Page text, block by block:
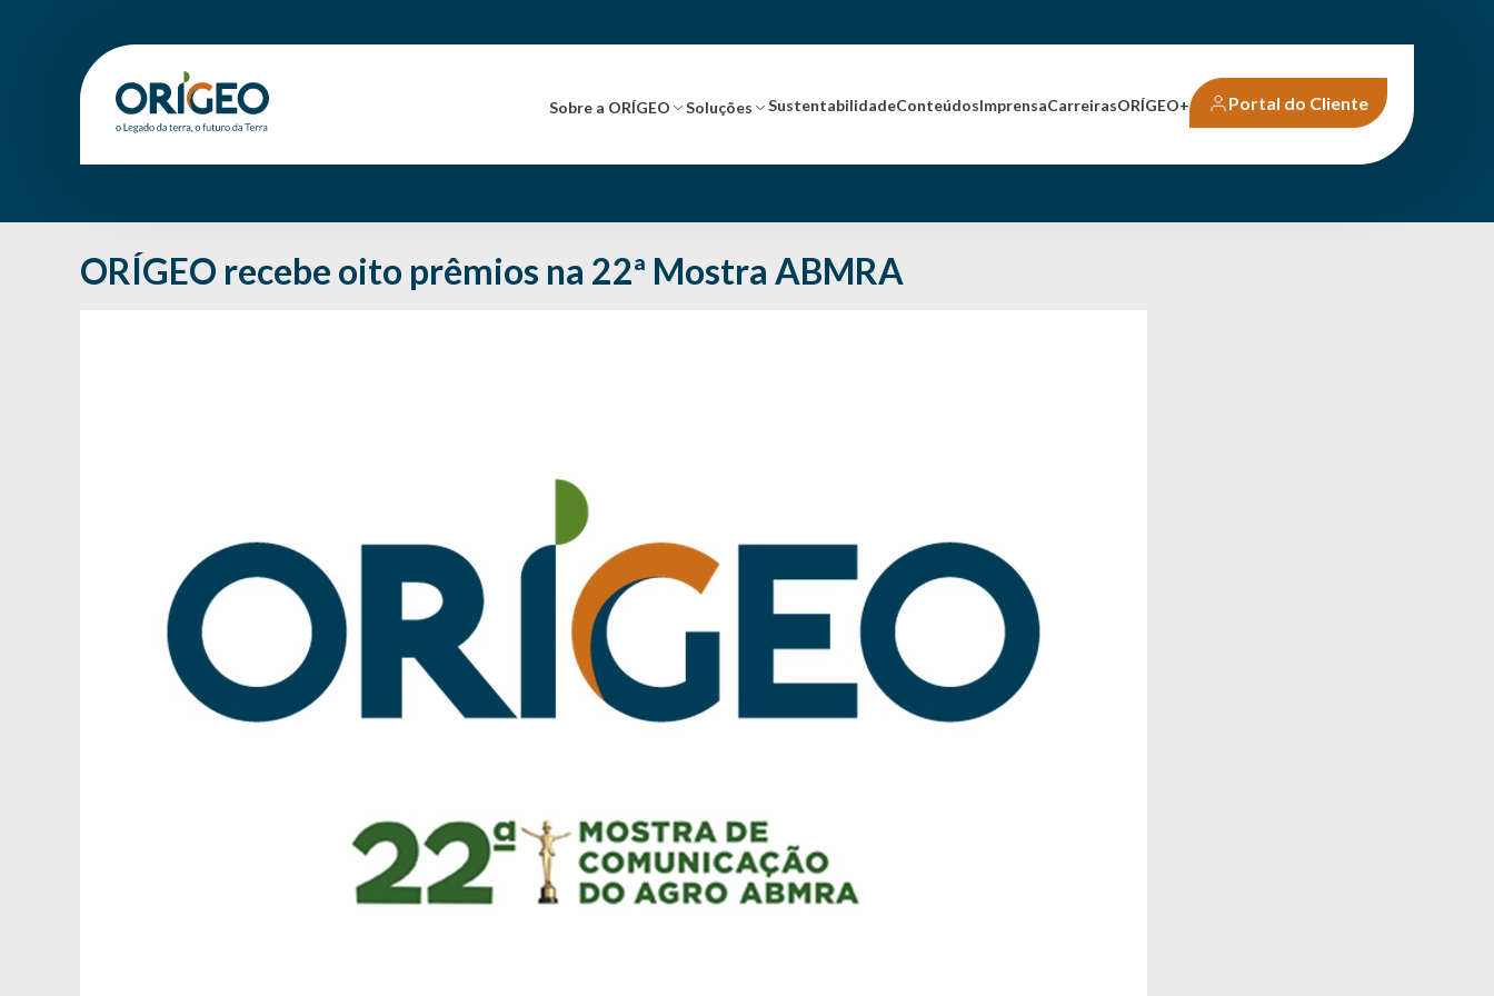
Sobre a ORÍGEO Soluções SustentabilidadeConteúdosImprensaCarreirasORÍGEO+ Portal do Cliente
ORÍGEO recebe oito prêmios na 22ª Mostra ABMRA